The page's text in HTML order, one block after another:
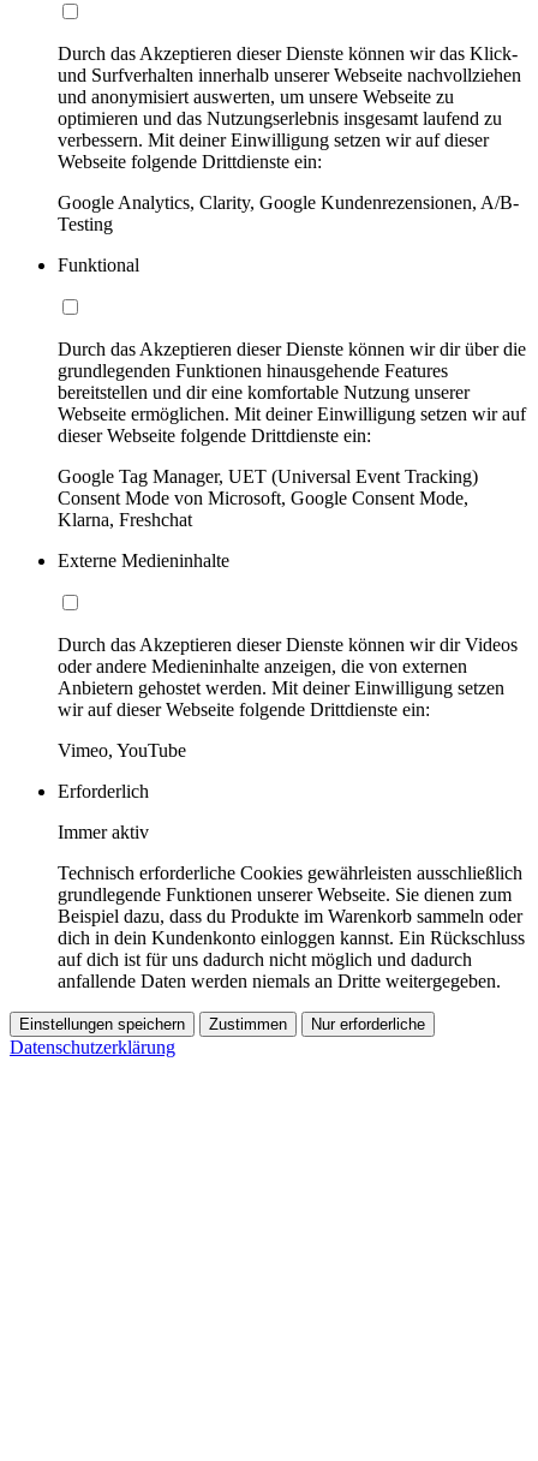
Durch das Akzeptieren dieser Dienste können wir das Klick-
und Surfverhalten innerhalb unserer Webseite nachvollziehen
und anonymisiert auswerten, um unsere Webseite zu
optimieren und das Nutzungserlebnis insgesamt laufend zu
verbessern. Mit deiner Einwilligung setzen wir auf dieser
Webseite folgende Drittdienste ein:
Google Analytics, Clarity, Google Kundenrezensionen, A/B-
Testing
Funktional
Durch das Akzeptieren dieser Dienste können wir dir über die
grundlegenden Funktionen hinausgehende Features
bereitstellen und dir eine komfortable Nutzung unserer
Webseite ermöglichen. Mit deiner Einwilligung setzen wir auf
dieser Webseite folgende Drittdienste ein:
Google Tag Manager, UET (Universal Event Tracking)
Consent Mode von Microsoft, Google Consent Mode,
Klarna, Freshchat
Externe Medieninhalte
Durch das Akzeptieren dieser Dienste können wir dir Videos
oder andere Medieninhalte anzeigen, die von externen
Anbietern gehostet werden. Mit deiner Einwilligung setzen
wir auf dieser Webseite folgende Drittdienste ein:
Vimeo, YouTube
Erforderlich
Immer aktiv
Technisch erforderliche Cookies gewährleisten ausschließlich
grundlegende Funktionen unserer Webseite. Sie dienen zum
Beispiel dazu, dass du Produkte im Warenkorb sammeln oder
dich in dein Kundenkonto einloggen kannst. Ein Rückschluss
auf dich ist für uns dadurch nicht möglich und dadurch
anfallende Daten werden niemals an Dritte weitergegeben.
Einstellungen speichern Zustimmen Nur erforderliche
Datenschutzerklärung